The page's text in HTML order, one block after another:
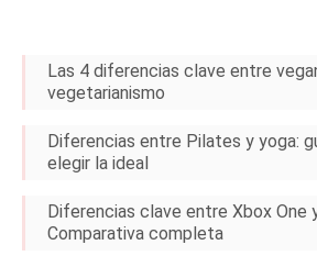
Las 4 diferencias clave entre
vegetarianismo
Diferencias entre Pilates y yoga:
elegir la ideal
Diferencias clave entre Xbox One
Comparativa completa